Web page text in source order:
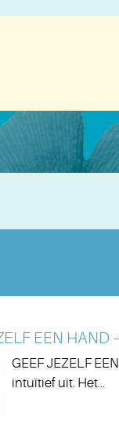
EEN HAND
GEEF JEZELF
intuïtief uit. Het...